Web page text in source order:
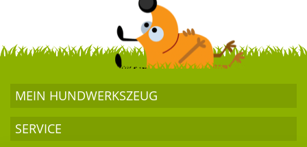
MEIN HUND­WERKSZEUG
SERVICE